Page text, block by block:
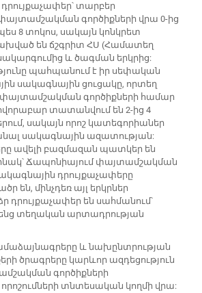
տարբեր
գործիքների վրա 0-ից
8 տոկոս, սակայն կոնկրետ
են ճշգրիտ ՀՍ (Համատեղ
և ծագման երկրից:
պահպանում է իր սեփական
սակագնային ցուցակը, որտեղ
գործիքների համար
տատանվում են 2-ից 4
սակայն որոշ կատեգորիաներ
սակագնային ազատության:
ավելի բազմազան պատկեր են
Ճապոնիայում փայտամշակման
դրույքաչափերը
են, մինչդեռ այլ երկրներ
դրույքաչափեր են սահմանում՝
տեղական արտադրության
և նախընտրության
ծրագրերը կարևոր ազդեցություն
գործիքների
տնտեսական կողմի վրա: